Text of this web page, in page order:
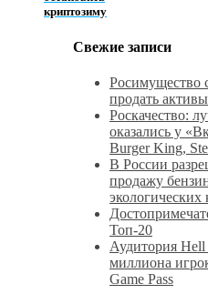
криптозиму
Свежие записи
Росимущество
продать
Роскачество:
оказались у
Burger King,
В России
продажу
экологических
Топ-20
Аудитория
миллиона
Game Pass